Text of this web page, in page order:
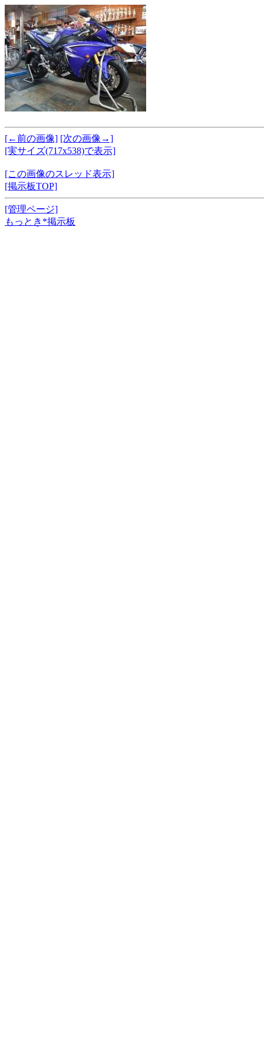
[←前の画像] [次の画像→]
[実サイズ(717x538)で表示]
[この画像のスレッド表示]
[掲示板TOP]
[管理ページ]
もっとき*掲示板